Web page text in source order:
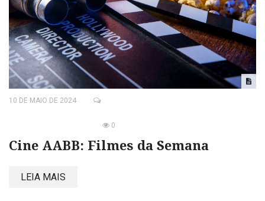
10 DE MAIO DE 2024
0
Cine AABB: Filmes da Semana
LEIA MAIS